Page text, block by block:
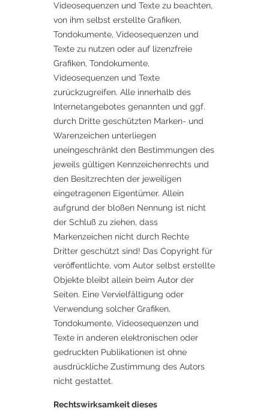
Videosequenzen und Texte zu beachten,
von ihm selbst erstellte Grafiken,
Tondokumente, Videosequenzen und
Texte zu nutzen oder auf lizenzfreie
Grafiken, Tondokumente,
Videosequenzen und Texte
zurückzugreifen. Alle innerhalb des
Internetangebotes genannten und ggf.
durch Dritte geschützten Marken- und
Warenzeichen unterliegen
uneingeschränkt den Bestimmungen des
jeweils gültigen Kennzeichenrechts und
den Besitzrechten der jeweiligen
eingetragenen Eigentümer. Allein
aufgrund der bloßen Nennung ist nicht
der Schluß zu ziehen, dass
Markenzeichen nicht durch Rechte
Dritter geschützt sind! Das Copyright für
veröffentlichte, vom Autor selbst erstellte
Objekte bleibt allein beim Autor der
Seiten. Eine Vervielfältigung oder
Verwendung solcher Grafiken,
Tondokumente, Videosequenzen und
Texte in anderen elektronischen oder
gedruckten Publikationen ist ohne
ausdrückliche Zustimmung des Autors
nicht gestattet.
Rechtswirksamkeit dieses